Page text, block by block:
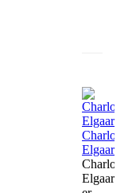
Charlotte
Elgaard
Charlotte
Elgaard